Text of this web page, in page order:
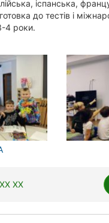
іспанська,
до тестів і
4 роки.
XX XX